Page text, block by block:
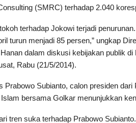
(SMRC) terhadap 2.040
terhadap Jokowi terjadi
turun menjadi 85 persen,” ungkap
dalam diskusi kebijakan publik
Rabu (21/5/2014).
Prabowo Subianto, calon presiden
bersama Golkar menunjukkan
tren suka terhadap Prabowo